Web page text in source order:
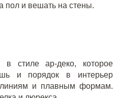
пол и вешать на стены.
стиле ар-деко, которое
и порядок в интерьер
линиям и плавным формам.